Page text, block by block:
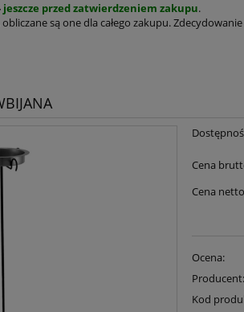
jeszcze przed zatwierdzeniem zakupu.
są one dla całego zakupu. Zdecydowanie
Cena
Cena
Ocena:
Producent:
Kod